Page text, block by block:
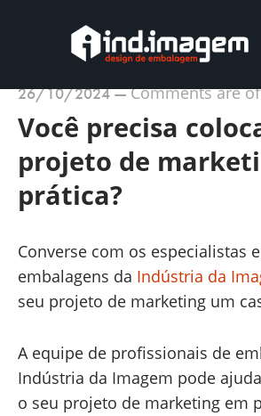
26/10/2024—Comments are
Você precisa
projeto de
prática?
Converse com os especialistas
embalagens da Indústria da
seu projeto de marketing um
A equipe de profissionais de
Indústria da Imagem pode
o seu projeto de marketing em